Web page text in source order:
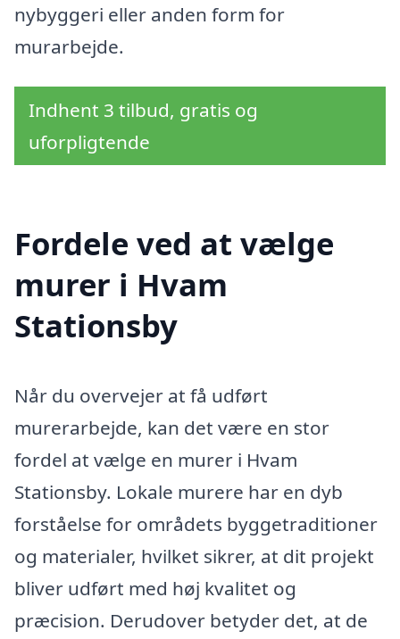
nybyggeri eller anden form for
murarbejde.
Indhent 3 tilbud, gratis og
uforpligtende
Fordele ved at vælge
murer i Hvam
Stationsby
Når du overvejer at få udført
murerarbejde, kan det være en stor
fordel at vælge en murer i Hvam
Stationsby. Lokale murere har en dyb
forståelse for områdets byggetraditioner
og materialer, hvilket sikrer, at dit projekt
bliver udført med høj kvalitet og
præcision. Derudover betyder det, at de